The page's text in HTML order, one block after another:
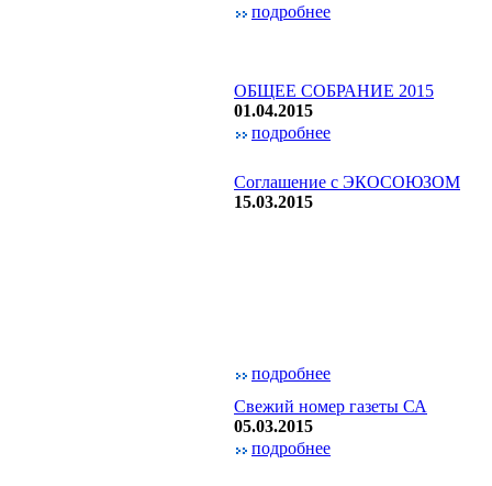
подробнее
ОБЩЕЕ СОБРАНИЕ 2015
01.04.2015
подробнее
Соглашение с ЭКОСОЮЗОМ
15.03.2015
подробнее
Свежий номер газеты СА
05.03.2015
подробнее